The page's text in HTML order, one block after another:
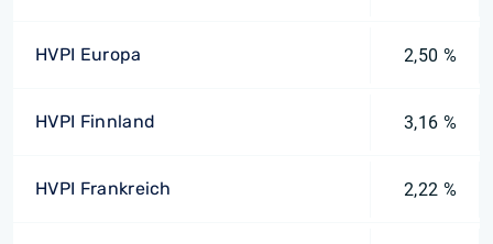
HVPI Europa 2,50 %
HVPI Finnland 3,16 %
HVPI Frankreich 2,22 %